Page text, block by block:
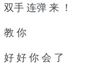
双手 连弹 来 ！
教 你
好 好 你 会 了